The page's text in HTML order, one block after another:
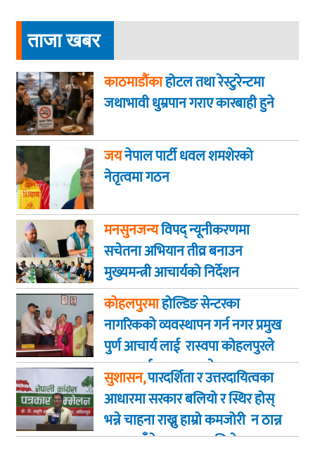
ताजा खबर
काठमाडौंकाहोटल तथा रेस्टुरेन्टमा
जथाभावी धुम्रपान गराए कारबाही हुने
जयनेपाल पार्टी धवल शमशेरको
नेतृत्वमा गठन
मनसुनजन्यविपद् न्यूनीकरणमा
सचेतना अभियान तीव्र बनाउन
मुख्यमन्त्री आचार्यको निर्देशन
कोहलपुरमाहोल्डिङ सेन्टरका
नागरिकको व्यवस्थापन गर्न नगर प्रमुख
पुर्ण आचार्य लाई रास्वपा कोहलपुरले
ध्यानाकर्षण पत्र बुझायाे
सुशासन,पारदर्शिता र उत्तरदायित्वका
आधारमा सरकार बलियो र स्थिर होस्
भन्ने चाहना राख्नु हाम्रो कमजोरी न ठान्न
आग्रह काँग्रेस प्रवक्ता चालिसे